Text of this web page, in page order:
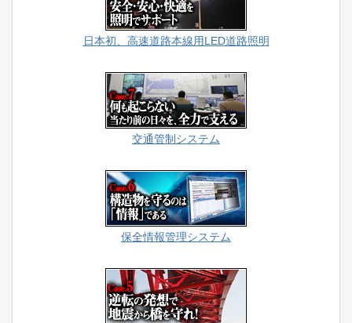
日本初、高速道路本線用LED道路照明
交通管制システム
保全情報管理システム